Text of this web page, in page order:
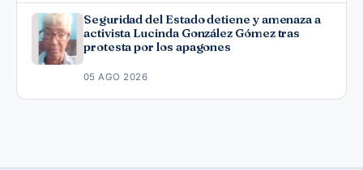
Seguridad del Estado detiene y amenaza a
activista Lucinda González Gómez tras
protesta por los apagones
05 AGO 2026